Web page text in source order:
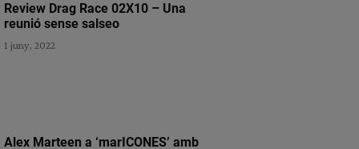
Review Drag Race 02X10 – Una
reunió sense salseo
1 juny, 2022
Alex Marteen a ‘marICONES’ amb